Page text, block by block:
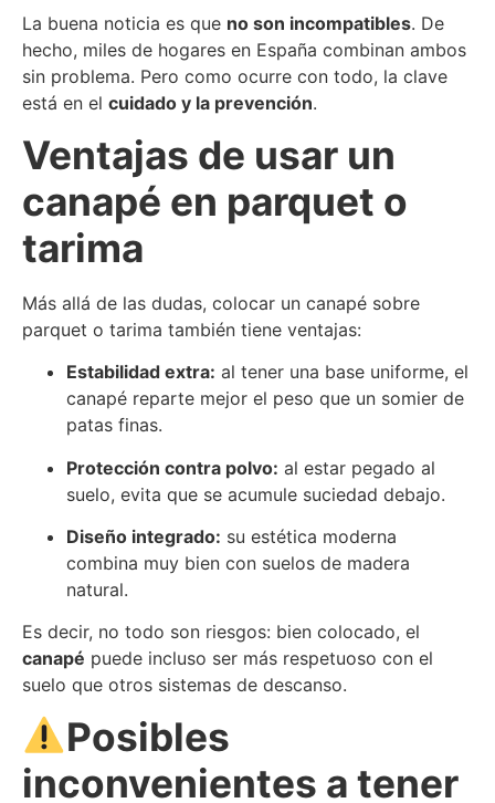
La buena noticia es que no son incompatibles. De
hecho, miles de hogares en España combinan ambos
sin problema. Pero como ocurre con todo, la clave
está en el cuidado y la prevención.
Ventajas de usar un
canapé en parquet o
tarima
Más allá de las dudas, colocar un canapé sobre
parquet o tarima también tiene ventajas:
Estabilidad extra: al tener una base uniforme, el
canapé reparte mejor el peso que un somier de
patas finas.
Protección contra polvo: al estar pegado al
suelo, evita que se acumule suciedad debajo.
Diseño integrado: su estética moderna
combina muy bien con suelos de madera
natural.
Es decir, no todo son riesgos: bien colocado, el
canapé puede incluso ser más respetuoso con el
suelo que otros sistemas de descanso.
Posibles
inconvenientes a tener